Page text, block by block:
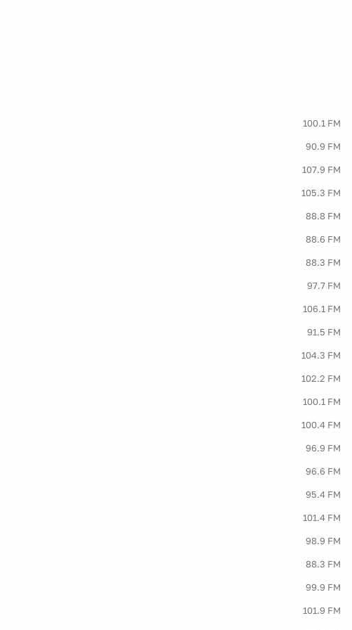
100.1 FM
90.9 FM
107.9 FM
105.3 FM
88.8 FM
88.6 FM
88.3 FM
97.7 FM
106.1 FM
91.5 FM
104.3 FM
102.2 FM
100.1 FM
100.4 FM
96.9 FM
96.6 FM
95.4 FM
101.4 FM
98.9 FM
88.3 FM
99.9 FM
101.9 FM